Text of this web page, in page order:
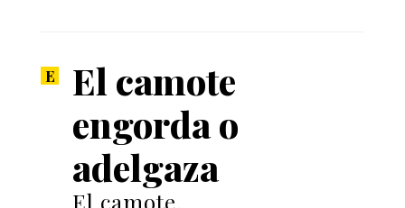
El camote
engorda o
adelgaza
El camote,